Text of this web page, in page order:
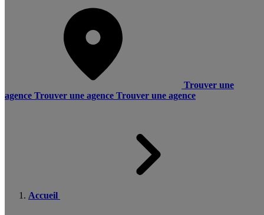
Trouver une
agence Trouver une agence Trouver une agence
Accueil